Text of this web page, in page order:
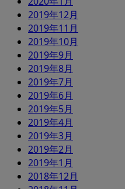
2019年12月
2019年11月
2019年10月
2019年9月
2019年8月
2019年7月
2019年6月
2019年5月
2019年4月
2019年3月
2019年2月
2019年1月
2018年12月